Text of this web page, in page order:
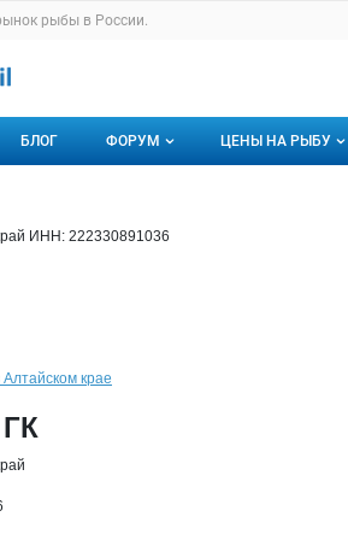
по сайту fishretail.ru
рыбы в России.
меню пользователя
сайта fishretail.ru
БЛОГ ФОРУМ
Избранные
ЦЕНЫ НА РЫБУ
компаниио компании
ИНН: 222330891036
сайту
крае
о компании